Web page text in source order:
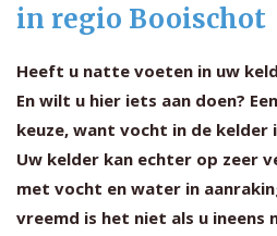
in regio Booischot
Heeft u natte voeten in uw
En wilt u hier iets aan doen?
keuze, want vocht in de kelder
Uw kelder kan echter op zeer
met vocht en water in
vreemd is het niet als u